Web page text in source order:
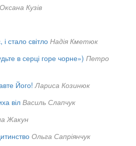
Оксана Кузів
стало світло Надія Кметюк
в серці горе чорне») Петро
Його! Лариса Козинюк
віл Василь Слапчук
Жакун
Ольга Сапріянчук